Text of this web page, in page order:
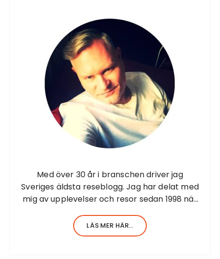
Med över 30 år i branschen driver jag
Sveriges äldsta reseblogg. Jag har delat med
mig av upplevelser och resor sedan 1998 när
Jag har en stor erfarenhet av allt inom
turism. Själv har…
LÄS MER HÄR...